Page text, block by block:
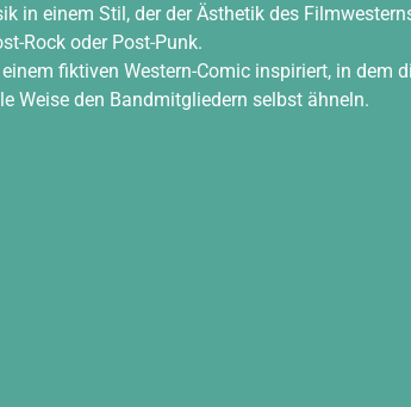
in einem Stil, der der Ästhetik des
Rock oder Post-Punk.
fiktiven Western-Comic inspiriert, in dem
Weise den Bandmitgliedern selbst ähneln.